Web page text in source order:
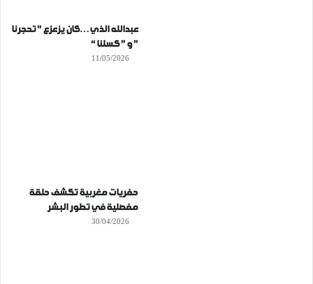
عبدالله الذي…كان يزعزع ” تحجرنا
” و ” كسلنا “
11/05/2026
حفريات مغربية تكشف حلقة
مفصلية في تطور البشر
30/04/2026